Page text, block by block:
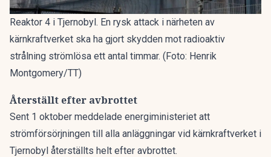
Reaktor 4 i Tjernobyl. En rysk attack i närheten av
kärnkraftverket ska ha gjort skydden mot radioaktiv
strålning strömlösa ett antal timmar. (Foto: Henrik
Montgomery/TT)
Återställt efter avbrottet
Sent 1 oktober meddelade energiministeriet att
strömförsörjningen till alla anläggningar vid kärnkraftverket i
Tjernobyl återställts helt efter avbrottet.